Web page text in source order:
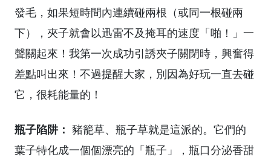
發毛，如果短時間內連續碰兩根（或同一根碰兩
下），夾子就會以迅雷不及掩耳的速度「啪！」一
聲關起來！我第一次成功引誘夾子關閉時，興奮得
差點叫出來！不過提醒大家，別因為好玩一直去碰
它，很耗能量的！
瓶子陷阱： 豬籠草、瓶子草就是這派的。它們的
葉子特化成一個個漂亮的「瓶子」，瓶口分泌香甜